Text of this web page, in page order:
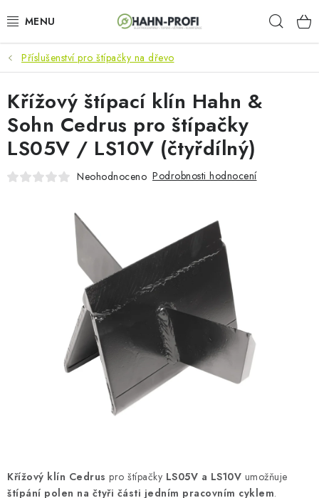
na
KLIMATIZACE
ELEKTROCENTRÁLY
ZAHRADNÍ TECHNIKA
STAVEBNÍ TECHNIKA
ODVLHČOVAČE
AKUMULAČNÍ KAMNA
ELEKTRICKÉ KRBY
Náhradní díly Könner & Söhnen
Reklamační řád
Příslušenství pro štípačky na dřevo
Křížový klín Cedrus pro štípačky LS05V a LS10V umožňuje
štípání polen na čtyři části jedním pracovním cyklem.
Křížový štípací klín Hahn &
Sohn Cedrus pro štípačky
LS05V / LS10V (čtyřdílný)
Neohodnoceno Podrobnosti hodnocení